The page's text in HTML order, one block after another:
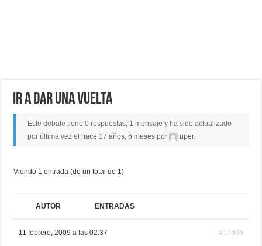
ir a dar una vuelta
Este debate tiene 0 respuestas, 1 mensaje y ha sido actualizado
por última vez el
hace 17 años, 6 mesespor ruper.
Viendo 1 entrada (de un total de 1)
AUTOR ENTRADAS
11 febrero, 2009 a las 02:37 #17606